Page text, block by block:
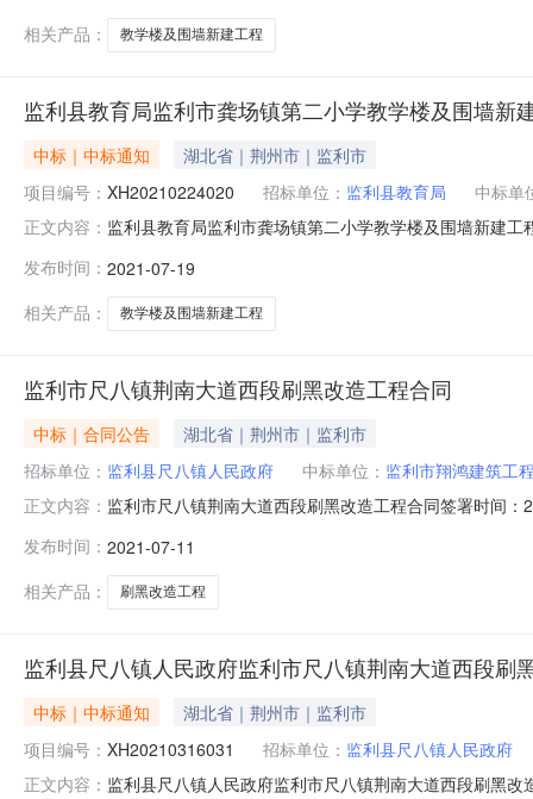
相关产品：
教学楼及围墙新建工程
监利县教育局监利市龚场镇第二小学教学楼及围墙新
中标｜中标通知
湖北省｜荆州市｜监利市
项目编号： XH20210224020 招标单位： 监利县教育局
中标单
正文内容： 监利县教育局监利市龚场镇第二小学教学楼及围墙新建
139976367374、供应商（乙方）：监利市翔鸿建筑工
称：监利市龚场镇第
发布时间： 2021-07-19
相关产品：
教学楼及围墙新建工程
监利市尺八镇荆南大道西段刷黑改造工程合同
中标｜合同公告
湖北省｜荆州市｜监利市
招标单位： 监利县尺八镇人民政府 中标单位： 监利市翔鸿建筑工
正文内容： 监利市尺八镇荆南大道西段刷黑改造工程合同签署时间
发布时间： 2021-07-11
相关产品：
刷黑改造工程
监利县尺八镇人民政府监利市尺八镇荆南大道西段刷
中标｜中标通知
湖北省｜荆州市｜监利市
项目编号： XH20210316031 招标单位： 监利县尺八镇人民政府
正文内容： 监利县尺八镇人民政府监利市尺八镇荆南大道西段刷黑